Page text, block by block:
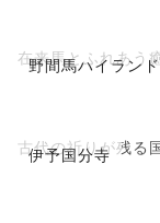
野間馬ハイランド
在来馬とふれあう
伊予国分寺
古代の祈りが残る